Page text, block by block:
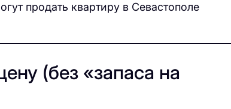
продать квартиру в Севастополе
(без «запаса на